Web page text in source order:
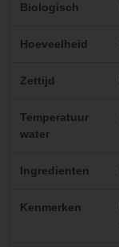
Biologisch
Hoeveelheid
Zettijd
Temperatuur
water
Ingredienten
Kenmerken